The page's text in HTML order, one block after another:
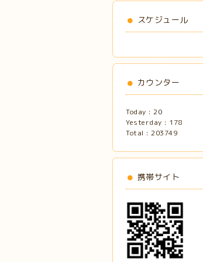
スケジュール
カウンター
Today : 20
Yesterday : 178
Total : 203749
携帯サイト